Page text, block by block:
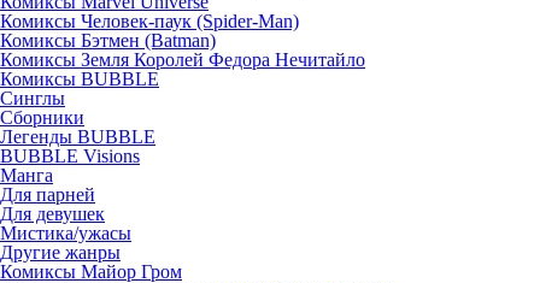
Комиксы Человек-паук (Spider-Man)
Комиксы Бэтмен (Batman)
Комиксы Земля Королей Федора Нечитайло
Комиксы BUBBLE
Синглы
Сборники
Легенды BUBBLE
BUBBLE Visions
Манга
Для парней
Для девушек
Мистика/ужасы
Другие жанры
Комиксы Майор Гром